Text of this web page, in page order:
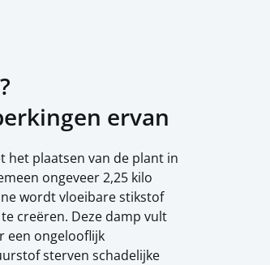
ervan
het plaatsen van de plant in
ongeveer 2,25 kilo
wordt vloeibare stikstof
creëren. Deze damp vult
een ongelooflijk
sterven schadelijke